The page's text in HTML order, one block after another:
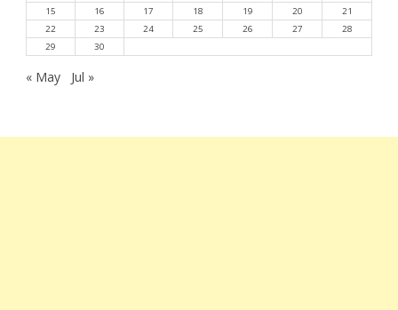
15
16 17 18 19 20
21
22
23 24 25 26 27
28
29
30
« May Jul »